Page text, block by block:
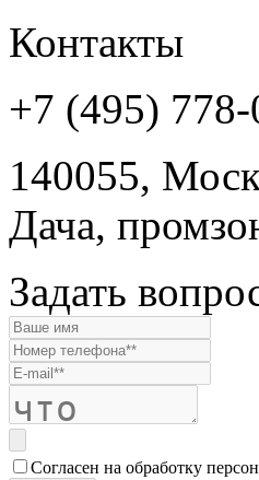
Контакты
+7 (495)
140055,
Дача,
Задать
Согласен на обработку